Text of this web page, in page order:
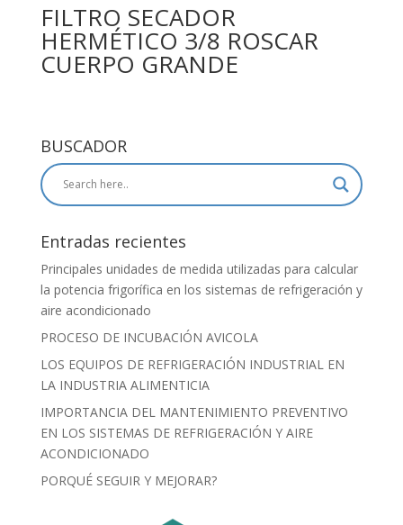
FILTRO SECADOR
HERMÉTICO 3/8 ROSCAR
CUERPO GRANDE
BUSCADOR
Entradas recientes
Principales unidades de medida utilizadas para calcular
la potencia frigorífica en los sistemas de refrigeración y
aire acondicionado
PROCESO DE INCUBACIÓN AVICOLA
LOS EQUIPOS DE REFRIGERACIÓN INDUSTRIAL EN
LA INDUSTRIA ALIMENTICIA
IMPORTANCIA DEL MANTENIMIENTO PREVENTIVO
EN LOS SISTEMAS DE REFRIGERACIÓN Y AIRE
ACONDICIONADO
PORQUÉ SEGUIR Y MEJORAR?